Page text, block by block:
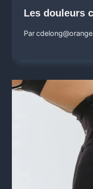
Les douleurs
Par